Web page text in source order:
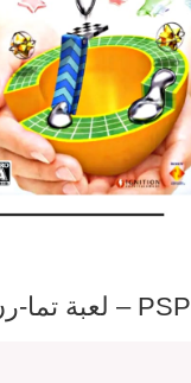
PSP – لعبة تما-رن